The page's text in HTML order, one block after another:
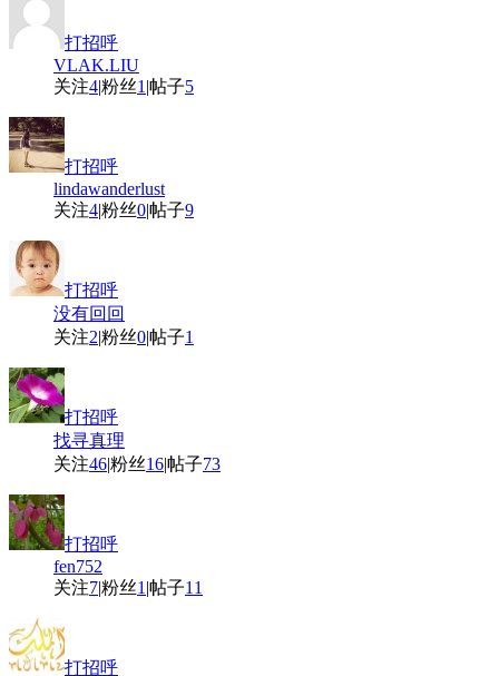
打招呼
VLAK.LIU
关注4|粉丝1 |帖子5
打招呼
lindawanderlust
关注4|粉丝0|帖子9
打招呼
没有回回
关注2|粉丝0|帖子1
打招呼
找寻真理
关注46|粉丝16|帖子73
打招呼
fen752
关注7|粉丝1 |帖子11
打招呼